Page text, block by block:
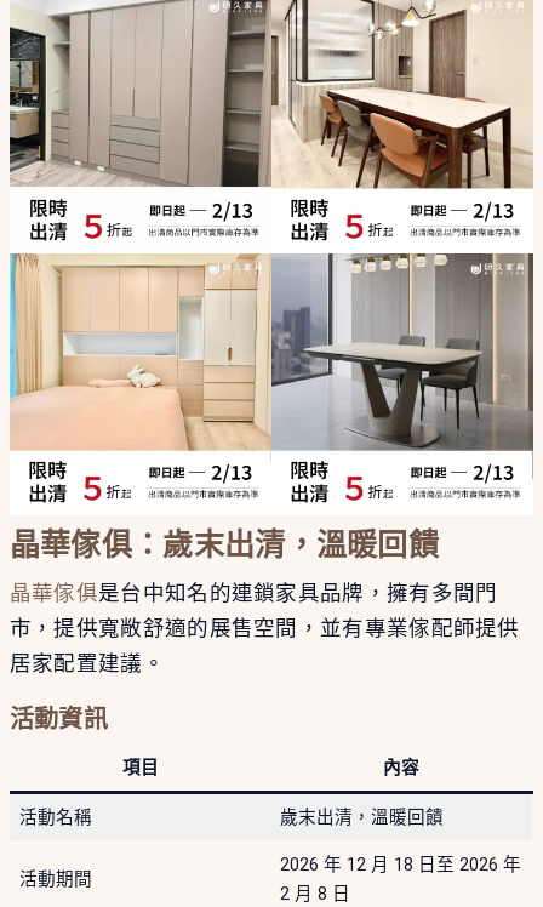
晶華傢俱：歲末出清，溫暖回饋
晶華傢俱是台中知名的連鎖家具品牌，擁有多間門
市，提供寬敞舒適的展售空間，並有專業傢配師提供
居家配置建議。
活動資訊
項目 內容
活動名稱 歲末出清，溫暖回饋
活動期間
2026 年 12 月 18 日至 2026 年
2 月 8 日